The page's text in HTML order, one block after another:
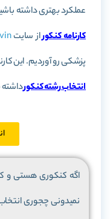
عملکرد بهتری داشته
کارنامه کنکوراز سایت
پزشکی رو آوردیم. این
انتخاب رشته کنکورداشته
اگه کنکوری هستی و
نمیدونی چجوری